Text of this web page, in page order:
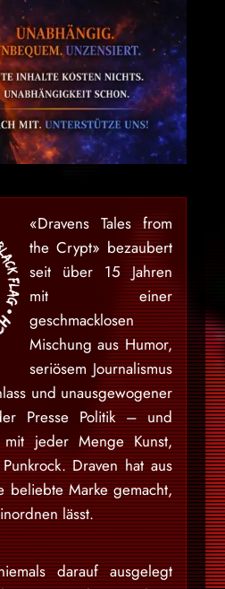
«Dravens Tales from
the Crypt» bezaubert
seit über 15 Jahren
mit einer
geschmacklosen
Mischung aus Humor,
seriösem Journalismus
und unausgewogener
Presse Politik – und
mit jeder Menge Kunst,
Draven hat aus
beliebte Marke gemacht,
lässt.
darauf ausgelegt